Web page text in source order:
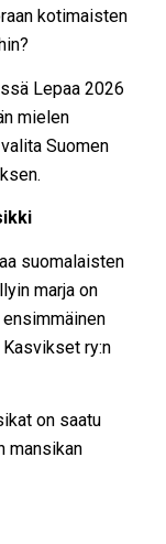
kotimaisten
Lepaa 2026
mielen
Suomen
suomalaisten
marja on
ry:n
on saatu
mansikan